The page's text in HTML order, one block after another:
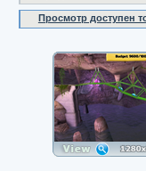
Просмотр доступен